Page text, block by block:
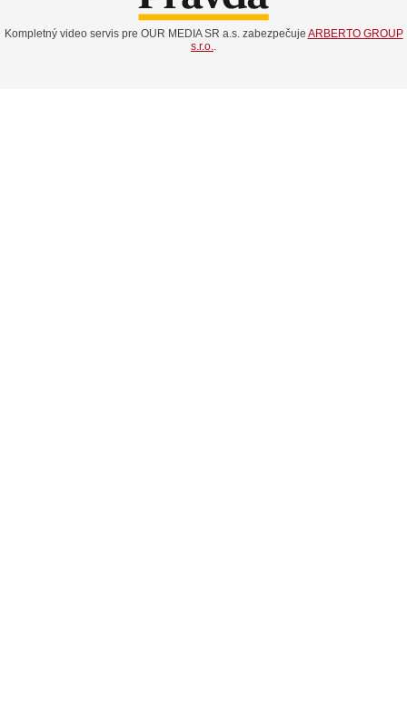
Kompletný video servis pre OUR MEDIA SR a.s. zabezpečuje ARBERTO GROUP
s.r.o..